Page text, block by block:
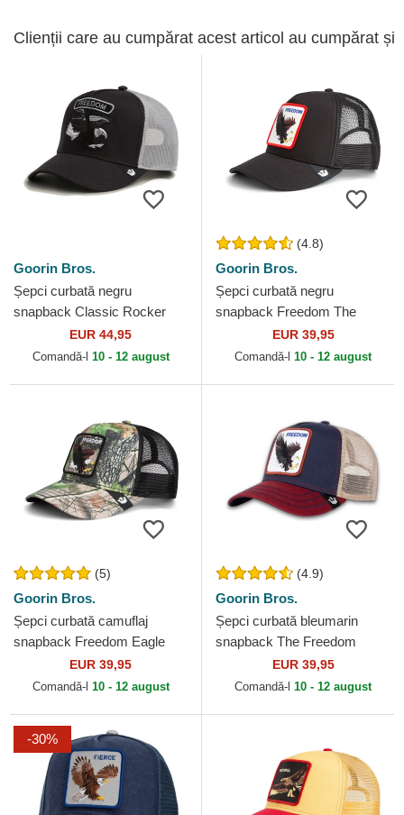
Clienții care au cumpărat acest articol au cumpărat și
Goorin Bros.
Șepci curbată negru
snapback Classic Rocker
Freedom The Farm Goorin
Bros.
EUR 44,95
Comandă-l 10 - 12 august
(4.8)
Goorin Bros.
Șepci curbată negru
snapback Freedom The
Farm Goorin Bros.
EUR 39,95
Comandă-l 10 - 12 august
(5)
Goorin Bros.
Șepci curbată camuflaj
snapback Freedom Eagle
Camouflage Seasonal Real
Tree The Farm Goorin Bros.
EUR 39,95
Comandă-l 10 - 12 august
(4.9)
Goorin Bros.
Șepci curbată bleumarin
snapback The Freedom
Eagle The Farm Goorin Bros.
EUR 39,95
Comandă-l 10 - 12 august
-30%